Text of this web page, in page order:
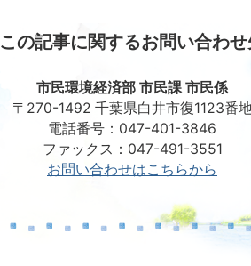
この記事に関するお問い合わ
市民環境経済部 市民課 市民係
〒270-1492 千葉県白井市復1123番
電話番号：047-401-3846
ファックス：047-491-3551
お問い合わせはこちらから